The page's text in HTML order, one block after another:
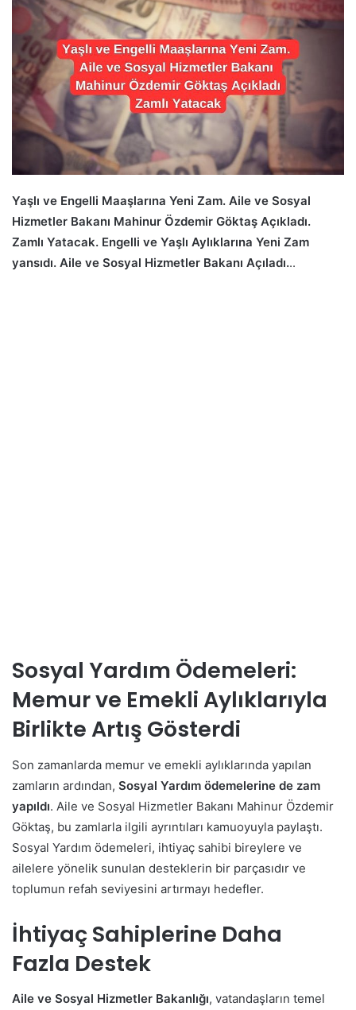
Yaşlı ve Engelli Maaşlarına Yeni Zam. Aile ve Sosyal
Hizmetler Bakanı Mahinur Özdemir Göktaş Açıkladı.
Zamlı Yatacak. Engelli ve Yaşlı Aylıklarına Yeni Zam
yansıdı. Aile ve Sosyal Hizmetler Bakanı Açıladı...
Sosyal Yardım Ödemeleri:
Memur ve Emekli Aylıklarıyla
Birlikte Artış Gösterdi
Son zamanlarda memur ve emekli aylıklarında yapılan
zamların ardından, Sosyal Yardım ödemelerine de zam
yapıldı. Aile ve Sosyal Hizmetler Bakanı Mahinur Özdemir
Göktaş, bu zamlarla ilgili ayrıntıları kamuoyuyla paylaştı.
Sosyal Yardım ödemeleri, ihtiyaç sahibi bireylere ve
ailelere yönelik sunulan desteklerin bir parçasıdır ve
toplumun refah seviyesini artırmayı hedefler.
İhtiyaç Sahiplerine Daha
Fazla Destek
Aile ve Sosyal Hizmetler Bakanlığı, vatandaşların temel